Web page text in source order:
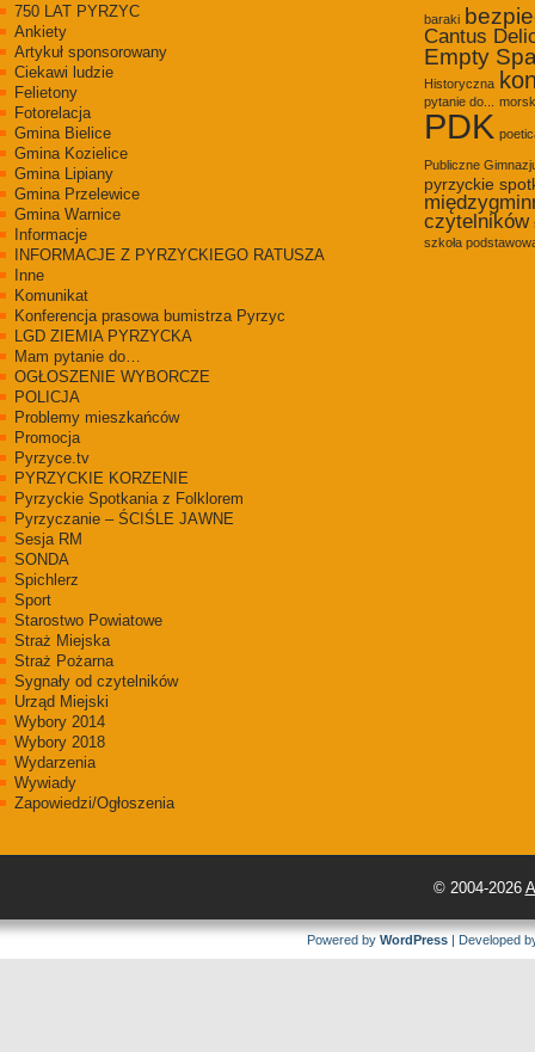
750 LAT PYRZYC
Ankiety
Artykuł sponsorowany
Ciekawi ludzie
Felietony
Fotorelacja
Gmina Bielice
Gmina Kozielice
Gmina Lipiany
Gmina Przelewice
Gmina Warnice
Informacje
INFORMACJE Z PYRZYCKIEGO RATUSZA
Inne
Komunikat
Konferencja prasowa bumistrza Pyrzyc
LGD ZIEMIA PYRZYCKA
Mam pytanie do…
OGŁOSZENIE WYBORCZE
POLICJA
Problemy mieszkańców
Promocja
Pyrzyce.tv
PYRZYCKIE KORZENIE
Pyrzyckie Spotkania z Folklorem
Pyrzyczanie – ŚCIŚLE JAWNE
Sesja RM
SONDA
Spichlerz
Sport
Starostwo Powiatowe
Straż Miejska
Straż Pożarna
Sygnały od czytelników
Urząd Miejski
Wybory 2014
Wybory 2018
Wydarzenia
Wywiady
Zapowiedzi/Ogłoszenia
baraki
Cantus
Empty
Historyczna
pytanie do...
PDK
Publiczne
pyrzyckie
czytelników
szkoła
© 2004-2026
Powered by WordPress | Developed